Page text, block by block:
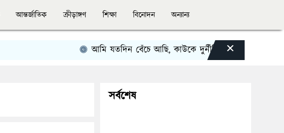
আন্তর্জাতিক ক্রীড়াঙ্গণ শিক্ষা বিনোদন অন্যান্য
আমি যতদিন বেঁচে আছি, কাউকে দুর্নীতি করতে দেব না দিরাইয়ে
×
সর্বশেষ